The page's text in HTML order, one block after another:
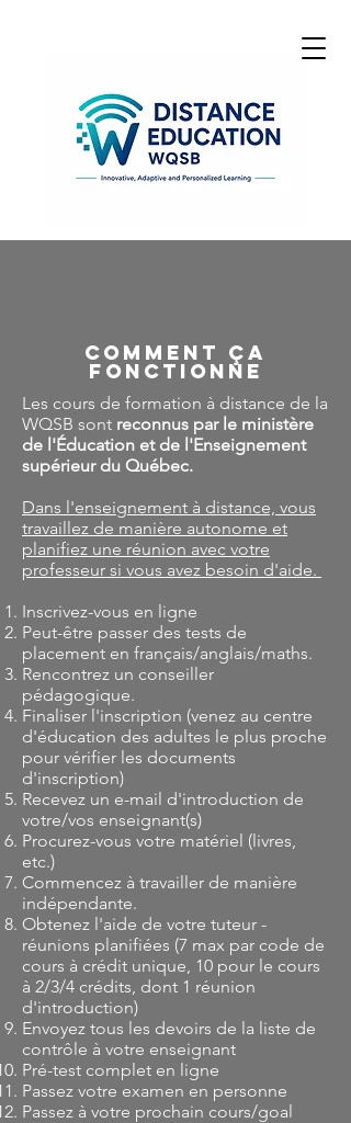
Comment ça
fonctionne
Les cours de formation à distance de la
WQSB sont reconnus par le ministère
de l'Éducation et de l'Enseignement
supérieur du Québec.
Dans l'enseignement à distance, vous
travaillez de manière autonome et
planifiez une réunion avec votre
professeur si vous avez besoin d'aide.
Inscrivez-vous en ligne
Peut-être passer des tests de
placement en français/anglais/maths.
Rencontrez un conseiller
pédagogique.
Finaliser l'inscription (venez au centre
d'éducation des adultes le plus proche
pour vérifier les documents
d'inscription)
Recevez un e-mail d'introduction de
votre/vos enseignant(s)
Procurez-vous votre matériel (livres,
etc.)
Commencez à travailler de manière
indépendante.
Obtenez l'aide de votre tuteur -
réunions planifiées (7 max par code de
cours à crédit unique, 10 pour le cours
à 2/3/4 crédits, dont 1 réunion
d'introduction)
Envoyez tous les devoirs de la liste de
contrôle à votre enseignant
Pré-test complet en ligne
Passez votre examen en personne
Passez à votre prochain cours/goal